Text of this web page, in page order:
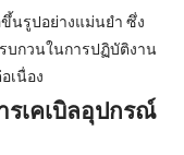
นรูปอย่างแม่นยำ ซึ่ง
บกวนในการปฏิบัติงาน
เนื่อง
รเคเบิลอุปกรณ์